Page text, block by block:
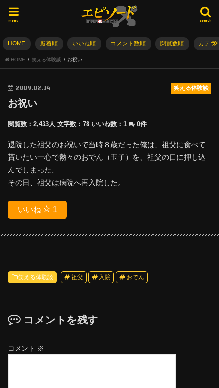
search
menu
HOME 新着順 いいね順 コメント数順 閲覧数順 カテゴ
HOME 笑える体験談 お祝い
笑える体験談
2009.02.04
お祝い
閲覧数：2,433人 文字数：78 いいね数： 1 0件
退院した祖父のお祝いで当時８歳だった俺は、祖父に食べて
貰いたい一心で熱々のおでん（玉子）を、祖父の口に押し込
んでしまった。
その日、祖父は病院へ再入院した。
いいね 1
笑える体験談 祖父 入院 おでん
コメントを残す
コメント ※